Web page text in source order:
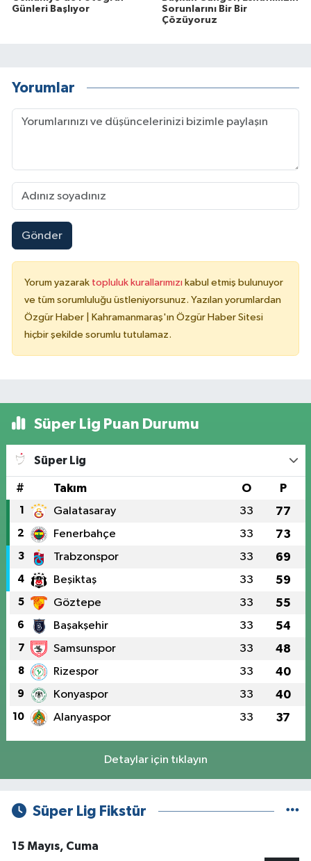
Günleri Başlıyor
Sorunlarını Bir Bir
Çözüyoruz
Yorumlar
Gönder
Yorum yazarak topluluk kurallarımızı kabul etmiş bulunuyor
ve tüm sorumluluğu üstleniyorsunuz. Yazılan yorumlardan
Özgür Haber | Kahramanmaraş'ın Özgür Haber Sitesi
hiçbir şekilde sorumlu tutulamaz.
Süper Lig Puan Durumu
Süper Lig
# Takım O P
1 Galatasaray 33 77
2 Fenerbahçe 33 73
3 Trabzonspor 33 69
4 Beşiktaş 33 59
5 Göztepe 33 55
6 Başakşehir 33 54
7 Samsunspor 33 48
8 Rizespor 33 40
9 Konyaspor 33 40
10 Alanyaspor 33 37
Detaylar için tıklayın
Süper Lig Fikstür
15 Mayıs, Cuma